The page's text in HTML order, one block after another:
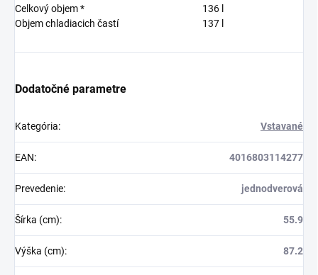
Celkový objem *
136 l
Objem chladiacich častí
137 l
Dodatočné parametre
Kategória: Vstavané
EAN: 4016803114277
Prevedenie: jednodverová
Šírka (cm): 55.9
Výška (cm): 87.2